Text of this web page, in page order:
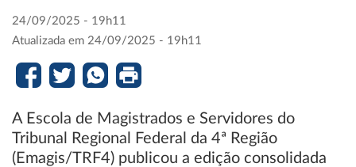
24/09/2025 - 19h11
Atualizada em 24/09/2025 - 19h11
A Escola de Magistrados e Servidores do
Tribunal Regional Federal da 4ª Região
(Emagis/TRF4) publicou a edição consolidada